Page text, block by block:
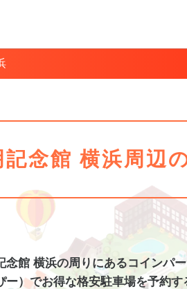
念館 横浜周辺
念館 横浜の周りにあるコインパ
ー）でお得な格安駐車場を予約す